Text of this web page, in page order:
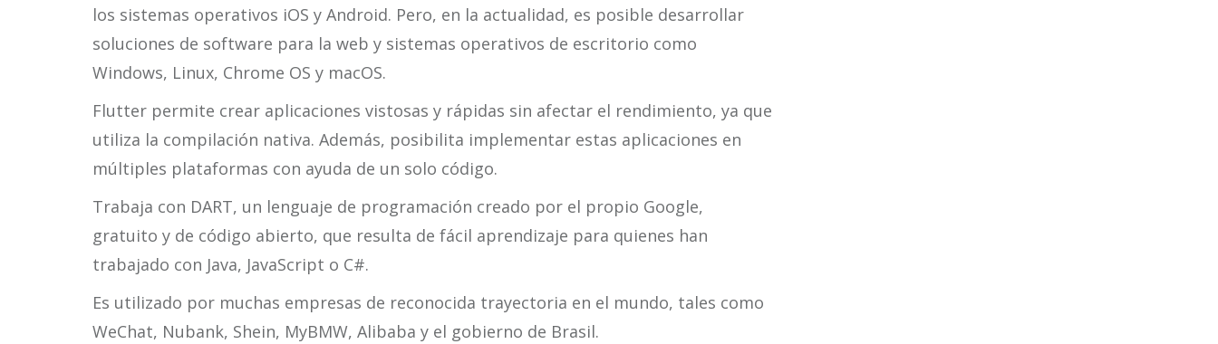
los sistemas operativos iOS y Android. Pero, en la actualidad, es posible desarrollar
soluciones de software para la web y sistemas operativos de escritorio como
Windows, Linux, Chrome OS y macOS.
Flutter permite crear aplicaciones vistosas y rápidas sin afectar el rendimiento, ya que
utiliza la compilación nativa. Además, posibilita implementar estas aplicaciones en
múltiples plataformas con ayuda de un solo código.
Trabaja con DART, un lenguaje de programación creado por el propio Google,
gratuito y de código abierto, que resulta de fácil aprendizaje para quienes han
trabajado con Java, JavaScript o C#.
Es utilizado por muchas empresas de reconocida trayectoria en el mundo, tales como
WeChat, Nubank, Shein, MyBMW, Alibaba y el gobierno de Brasil.